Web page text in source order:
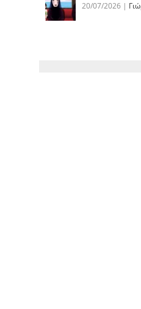
20/07/2026 |